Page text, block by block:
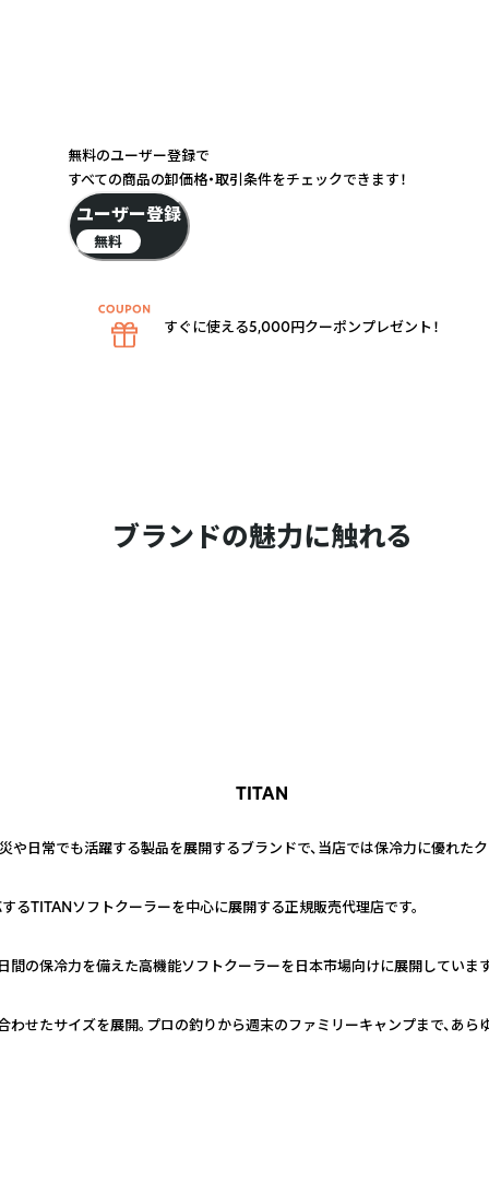
ブランドの魅力に触れる
TITAN
や日常でも活躍する製品を展開するブランドで、当店では保冷力に優れた
るTITANソフトクーラーを中心に展開する正規販売代理店です。
の保冷力を備えた高機能ソフトクーラーを日本市場向けに展開していま
わせたサイズを展開。プロの釣りから週末のファミリーキャンプまで、あら
無料のユーザー登録で
すべての商品の卸価格・取引条件をチェックできます！
ユーザー登録
無料
すぐに使える5,000円クーポンプレゼント！